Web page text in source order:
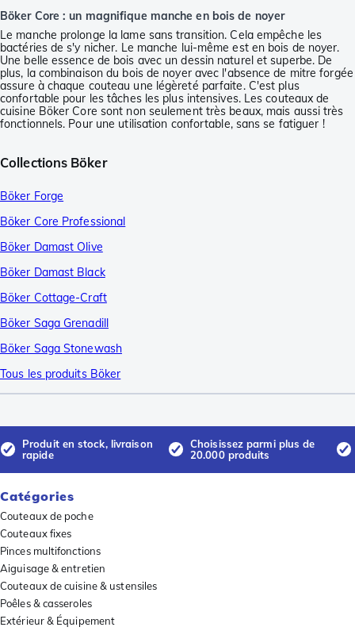
Böker Core : un magnifique manche en bois de noyer
Le manche prolonge la lame sans transition. Cela empêche les
bactéries de s'y nicher. Le manche lui-même est en bois de noyer.
Une belle essence de bois avec un dessin naturel et superbe. De
plus, la combinaison du bois de noyer avec l'absence de mitre forgée
assure à chaque couteau une légèreté parfaite. C'est plus
confortable pour les tâches les plus intensives. Les couteaux de
cuisine Böker Core sont non seulement très beaux, mais aussi très
fonctionnels. Pour une utilisation confortable, sans se fatiguer !
Collections Böker
Böker Forge
Böker Core Professional
Böker Damast Olive
Böker Damast Black
Böker Cottage-Craft
Böker Saga Grenadill
Böker Saga Stonewash
Tous les produits Böker
Produit en stock, livraison
rapide
Choisissez parmi plus de
20.000 produits
Catégories
Couteaux de poche
Couteaux fixes
Pinces multifonctions
Aiguisage & entretien
Couteaux de cuisine & ustensiles
Poêles & casseroles
Extérieur & Équipement